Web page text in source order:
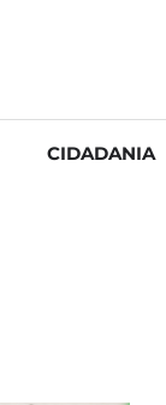
CIDADANIA